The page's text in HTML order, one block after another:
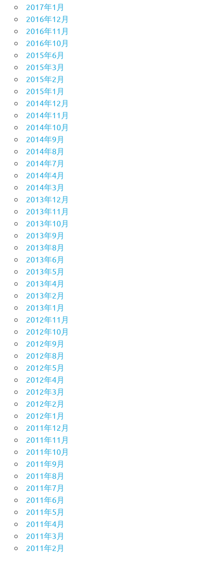
2017年1月
2016年12月
2016年11月
2016年10月
2015年6月
2015年3月
2015年2月
2015年1月
2014年12月
2014年11月
2014年10月
2014年9月
2014年8月
2014年7月
2014年4月
2014年3月
2013年12月
2013年11月
2013年10月
2013年9月
2013年8月
2013年6月
2013年5月
2013年4月
2013年2月
2013年1月
2012年11月
2012年10月
2012年9月
2012年8月
2012年5月
2012年4月
2012年3月
2012年2月
2012年1月
2011年12月
2011年11月
2011年10月
2011年9月
2011年8月
2011年7月
2011年6月
2011年5月
2011年4月
2011年3月
2011年2月